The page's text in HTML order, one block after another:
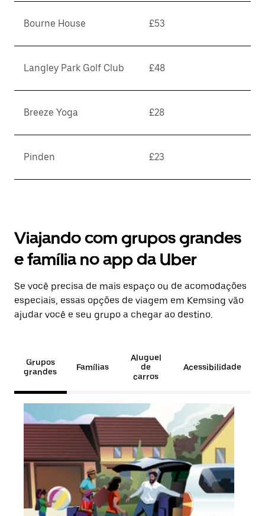
Bourne House £53
Langley Park Golf Club £48
Breeze Yoga £28
Pinden £23
Viajando com grupos grandes
e família no app da Uber
Se você precisa de mais espaço ou de acomodações
especiais, essas opções de viagem em Kemsing vão
ajudar você e seu grupo a chegar ao destino.
Grupos
grandes
Famílias
Aluguel
de
carros
Acessibilidade